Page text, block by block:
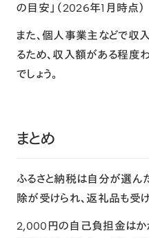
の目安」 （2026年1月時点）
また、個人事業主などで収
るため、収入額がある程度
でしょう。
まとめ
ふるさと納税は自分が選
除が受けられ、返礼品も受
2,000円の自己負担金はか